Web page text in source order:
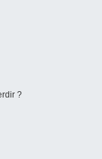
?